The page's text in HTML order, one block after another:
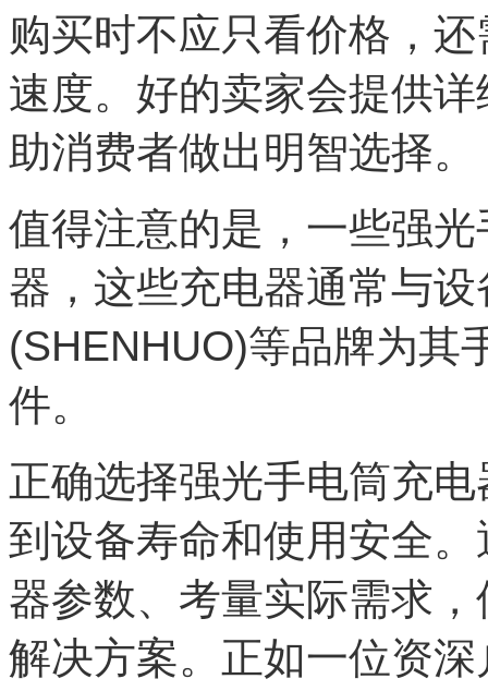
购买时不应只看价格，
速度。好的卖家会提供
助消费者做出明智选择。
值得注意的是，一些强
器，这些充电器通常与
(SHENHUO)等品牌为其
件。
正确选择强光手电筒充
到设备寿命和使用安全
器参数、考量实际需求
解决方案。正如一位资